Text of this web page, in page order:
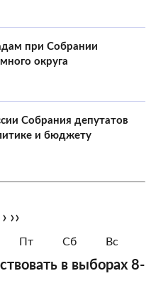
при Собрании
округа
Собрания депутатов
и бюджету
› ››
Пт Сб Вс
в выборах 8-